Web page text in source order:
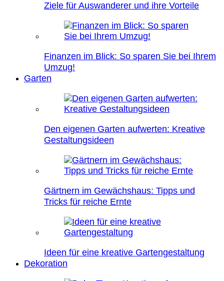
Ziele für Auswanderer und ihre Vorteile
Finanzen im Blick: So sparen Sie bei Ihrem
Umzug!
Garten
Den eigenen Garten aufwerten: Kreative
Gestaltungsideen
Gärtnern im Gewächshaus: Tipps und
Tricks für reiche Ernte
Ideen für eine kreative Gartengestaltung
Dekoration